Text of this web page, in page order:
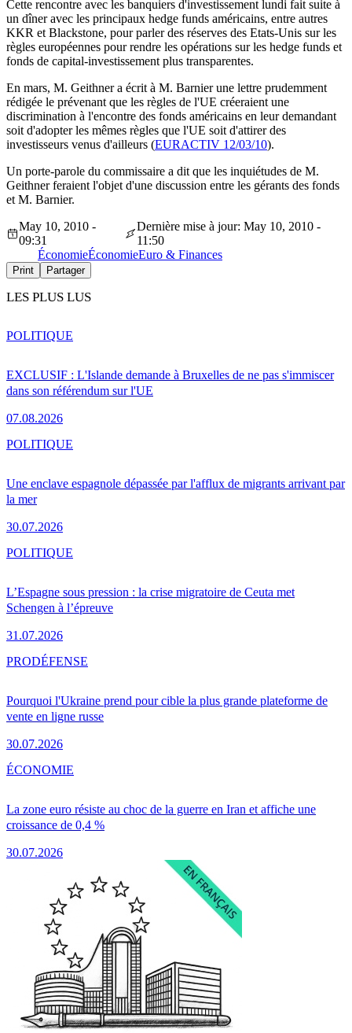
Cette rencontre avec les banquiers d'investissement lundi fait suite à
un dîner avec les principaux hedge funds américains, entre autres
KKR et Blackstone, pour parler des réserves des Etats-Unis sur les
règles européennes pour rendre les opérations sur les hedge funds et
fonds de capital-investissement plus transparentes.
En mars, M. Geithner a écrit à M. Barnier une lettre prudemment
rédigée le prévenant que les règles de l'UE créeraient une
discrimination à l'encontre des fonds américains en leur demandant
soit d'adopter les mêmes règles que l'UE soit d'attirer des
investisseurs venus d'ailleurs (EURACTIV 12/03/10).
Un porte-parole du commissaire a dit que les inquiétudes de M.
Geithner feraient l'objet d'une discussion entre les gérants des fonds
et M. Barnier.
May 10, 2010 -
09:31
Dernière mise à jour: May 10, 2010 -
11:50
ÉconomieÉconomieEuro & Finances
Print Partager
LES PLUS LUS
EXCLUSIF : L'Islande demande à Bruxelles de ne pas s'immiscer
dans son référendum sur l'UE
07.08.2026
POLITIQUE
Une enclave espagnole dépassée par l'afflux de migrants arrivant par
la mer
30.07.2026
POLITIQUE
L’Espagne sous pression : la crise migratoire de Ceuta met
Schengen à l’épreuve
31.07.2026
POLITIQUE
Pourquoi l'Ukraine prend pour cible la plus grande plateforme de
vente en ligne russe
30.07.2026
PRODÉFENSE
La zone euro résiste au choc de la guerre en Iran et affiche une
croissance de 0,4 %
30.07.2026
ÉCONOMIE